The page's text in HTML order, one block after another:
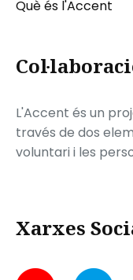
Què és l'Accent
L'Accent és un
través de dos
voluntari i les
Xarxes